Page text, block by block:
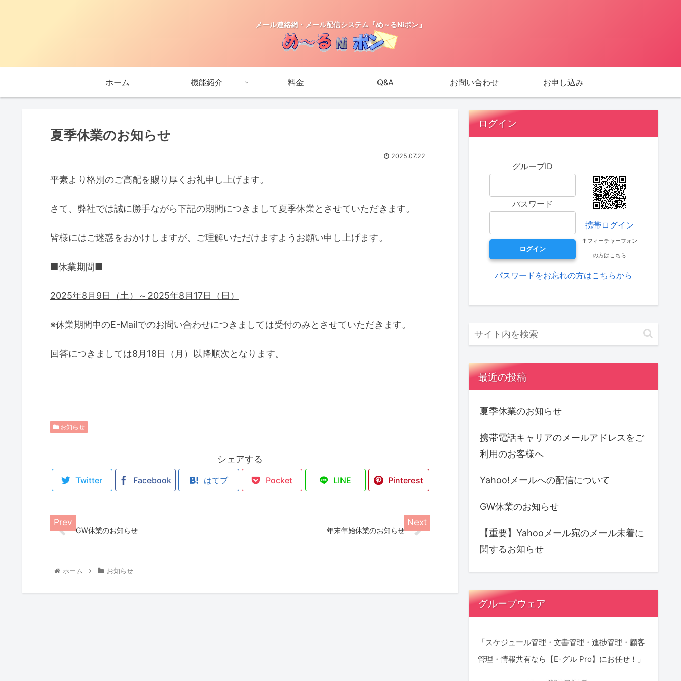
メール連絡網・メール配信システム『め～るNiポン』
ホーム 機能紹介 料金 Q&A お問い合わせ お申し込み
夏季休業のお知らせ
2025.07.22
平素より格別のご高配を賜り厚くお礼申し上げます。
さて、弊社では誠に勝手ながら下記の期間につきまして夏季休業とさせていただきます。
皆様にはご迷惑をおかけしますが、ご理解いただけますようお願い申し上げます。
■休業期間■
2025年8月9日（土）～2025年8月17日（日）
※休業期間中のE-Mailでのお問い合わせにつきましては受付のみとさせていただきます。
回答につきましては8月18日（月）以降順次となります。
お知らせ
シェアする
Twitter Facebook はてブ Pocket LINE Pinterest
GW休業のお知らせ 年末年始休業のお知らせ
ホーム お知らせ
ログイン
グループID
パスワード
携帯ログイン
↑フィーチャーフォン
の方はこちら
パスワードをお忘れの方はこちらから
最近の投稿
夏季休業のお知らせ
携帯電話キャリアのメールアドレスをご
利用のお客様へ
Yahoo!メールへの配信について
GW休業のお知らせ
【重要】Yahooメール宛のメール未着に
関するお知らせ
グループウェア
「スケジュール管理・文書管理・進捗管理・顧客
管理・情報共有なら【E-グル Pro】にお任せ！」